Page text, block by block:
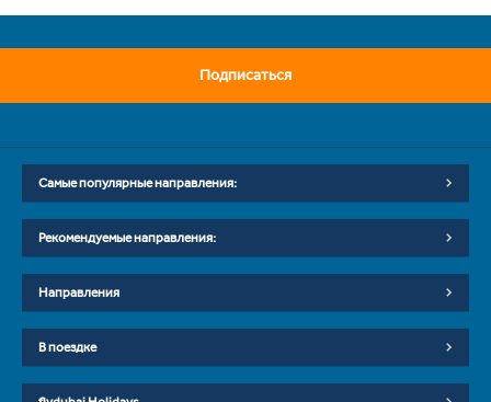
Подписаться
Самые популярные направления:
Рекомендуемые направления:
Направления
В поездке